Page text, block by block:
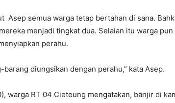
Asep semua warga tetap bertahan di sana.
menjadi tingkat dua. Selaian itu warga
perahu.
barang diungsikan dengan perahu,” kata Asep.
warga RT 04 Cieteung mengatakan, banjir di